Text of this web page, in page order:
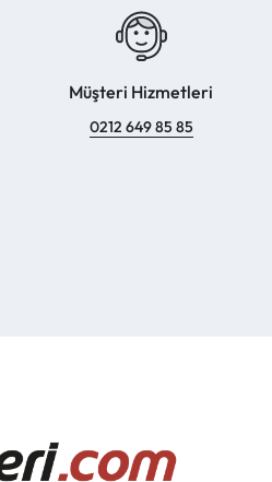
Müşteri Hizmetleri
0212 649 85 85